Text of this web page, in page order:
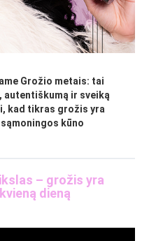
Grožio metais: tai
autentiškumą ir sveiką
kad tikras grožis yra
kūno
– grožis yra
dieną